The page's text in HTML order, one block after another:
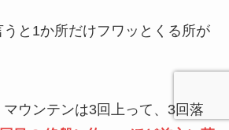
と1か所だけフワッとくる所が
ウンテンは3回上って、3回落